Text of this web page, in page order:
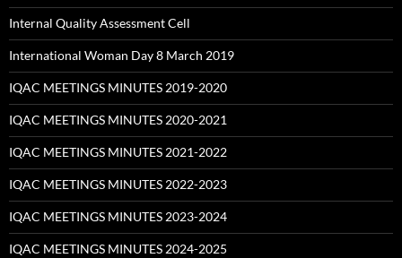
Internal Quality Assessment Cell
International Woman Day 8 March 2019
IQAC MEETINGS MINUTES 2019-2020
IQAC MEETINGS MINUTES 2020-2021
IQAC MEETINGS MINUTES 2021-2022
IQAC MEETINGS MINUTES 2022-2023
IQAC MEETINGS MINUTES 2023-2024
IQAC MEETINGS MINUTES 2024-2025